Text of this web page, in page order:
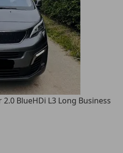
2.0 BlueHDi L3 Long Business